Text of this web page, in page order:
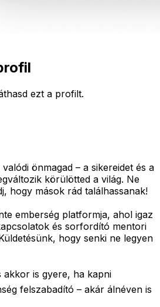
ezt a profilt.
önmagad – a sikereidet és a
körülötted a világ. Ne
hogy mások rád találhassanak!
emberség platformja, ahol igaz
és sorfordító mentori
hogy senki ne legyen
akkor is gyere, ha kapni
felszabadító – akár álnéven is